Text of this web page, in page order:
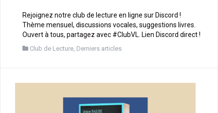
Rejoignez notre club de lecture en ligne sur Discord !
Thème mensuel, discussions vocales, suggestions livres.
Ouvert à tous, partagez avec #ClubVL. Lien Discord direct !
Club de Lecture, Derniers articles